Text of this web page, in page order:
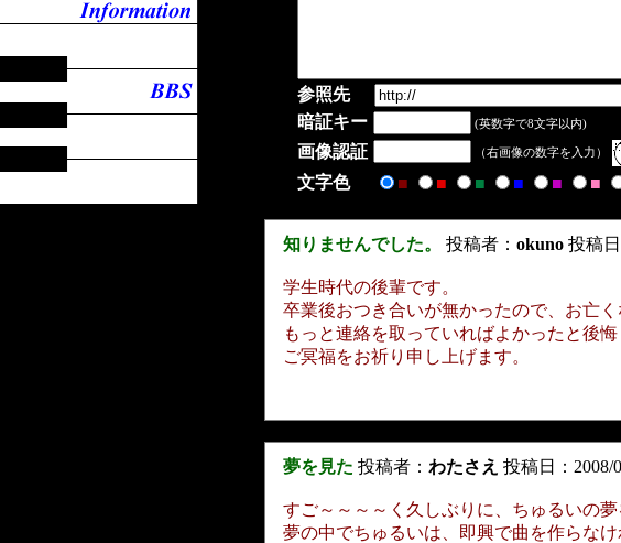
参照先
暗証キー
(英数字で8文字以内)
画像認証 （右画像の数字を入力）
文字色 ■ ■ ■ ■ ■ ■
知りませんでした。 投稿者：okuno 投稿
学生時代の後輩です。
卒業後おつき合いが無かったので、お亡
もっと連絡を取っていればよかったと後悔
ご冥福をお祈り申し上げます。
夢を見た 投稿者：わたさえ 投稿日：2008/
すご～～～～く久しぶりに、ちゅるいの夢
夢の中でちゅるいは、即興で曲を作らなけ